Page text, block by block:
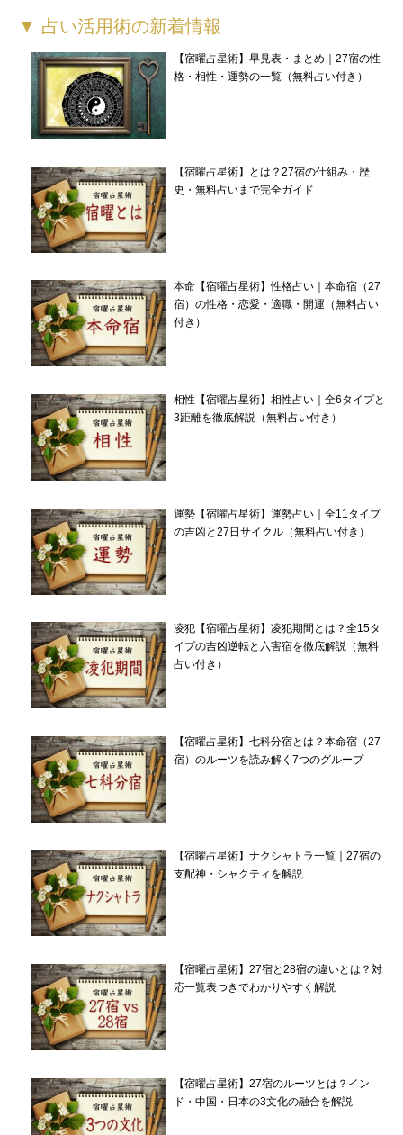
▼ 占い活用術の新着情報
【宿曜占星術】早見表・まとめ｜27宿の性
格・相性・運勢の一覧（無料占い付き）
【宿曜占星術】とは？27宿の仕組み・歴
史・無料占いまで完全ガイド
本命【宿曜占星術】性格占い｜本命宿（27
宿）の性格・恋愛・適職・開運（無料占い
付き）
相性【宿曜占星術】相性占い｜全6タイプと
3距離を徹底解説（無料占い付き）
運勢【宿曜占星術】運勢占い｜全11タイプ
の吉凶と27日サイクル（無料占い付き）
凌犯【宿曜占星術】凌犯期間とは？全15タ
イプの吉凶逆転と六害宿を徹底解説（無料
占い付き）
【宿曜占星術】七科分宿とは？本命宿（27
宿）のルーツを読み解く7つのグループ
【宿曜占星術】ナクシャトラ一覧｜27宿の
支配神・シャクティを解説
【宿曜占星術】27宿と28宿の違いとは？対
応一覧表つきでわかりやすく解説
【宿曜占星術】27宿のルーツとは？イン
ド・中国・日本の3文化の融合を解説